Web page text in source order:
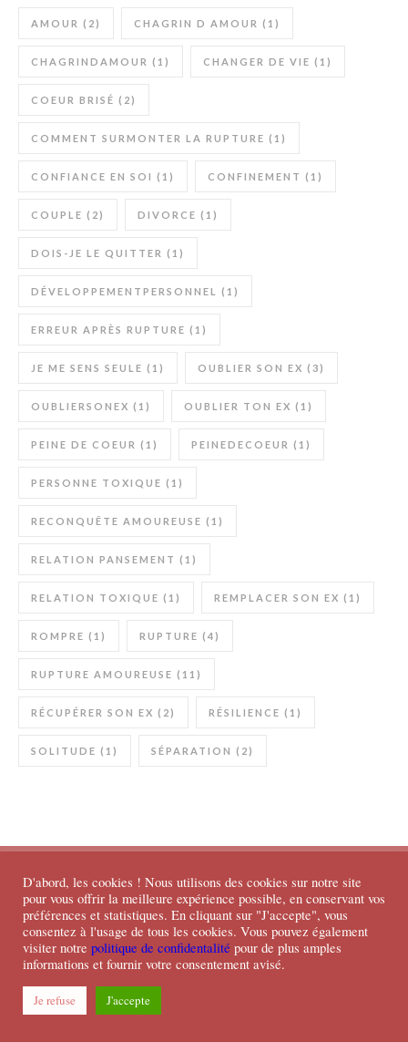
AMOUR (2) CHAGRIN D AMOUR (1)
CHAGRINDAMOUR (1) CHANGER DE VIE (1)
COEUR BRISÉ (2)
COMMENT SURMONTER LA RUPTURE (1)
CONFIANCE EN SOI (1) CONFINEMENT (1)
COUPLE (2) DIVORCE (1)
DOIS-JE LE QUITTER (1)
DÉVELOPPEMENTPERSONNEL (1)
ERREUR APRÈS RUPTURE (1)
JE ME SENS SEULE (1) OUBLIER SON EX (3)
OUBLIERSONEX (1) OUBLIER TON EX (1)
PEINE DE COEUR (1) PEINEDECOEUR (1)
PERSONNE TOXIQUE (1)
RECONQUÊTE AMOUREUSE (1)
RELATION PANSEMENT (1)
RELATION TOXIQUE (1) REMPLACER SON EX (1)
ROMPRE (1) RUPTURE (4)
RUPTURE AMOUREUSE (11)
RÉCUPÉRER SON EX (2) RÉSILIENCE (1)
SOLITUDE (1) SÉPARATION (2)
Mentions légales
D'abord, les cookies ! Nous utilisons des cookies sur notre site
pour vous offrir la meilleure expérience possible, en conservant vos
préférences et statistiques. En cliquant sur "J'accepte", vous
consentez à l'usage de tous les cookies. Vous pouvez également
visiter notre politique de confidentalité pour de plus amples
informations et fournir votre consentement avisé.
Je refuse J'accepte